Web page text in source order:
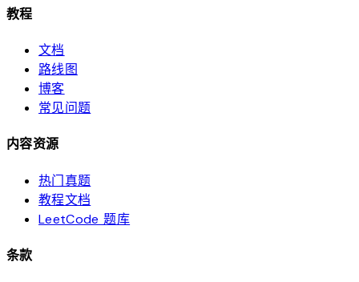
教程
文档
路线图
博客
常见问题
内容资源
热门真题
教程文档
LeetCode 题库
条款